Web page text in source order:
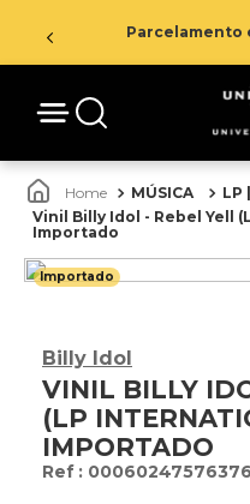
Parcelamento
MÚSICA LP
Vinil Billy Idol - Rebel Yell
Importado
Importado
Billy Idol
VINIL BILLY
(LP
IMPORTADO
: 00060247576376